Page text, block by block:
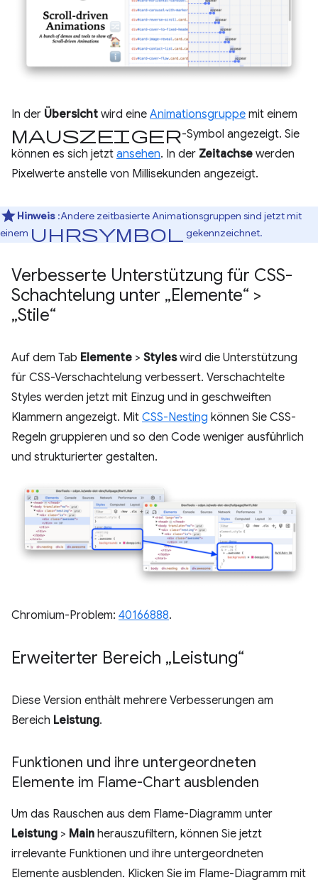
In der Übersicht wird eine Animationsgruppe mit einem
Mauszeiger-Symbol angezeigt. Sie
können es sich jetzt ansehen. In der Zeitachse werden
Pixelwerte anstelle von Millisekunden angezeigt.
Hinweis :Andere zeitbasierte Animationsgruppen sind jetzt mit
einem Uhrsymbol gekennzeichnet.
Verbesserte Unterstützung für CSS-
Schachtelung unter „Elemente“ >
„Stile“
Auf dem Tab Elemente > Styleswird die Unterstützung
für CSS-Verschachtelung verbessert. Verschachtelte
Styles werden jetzt mit Einzug und in geschweiften
Klammern angezeigt. Mit CSS-Nesting können Sie CSS-
Regeln gruppieren und so den Code weniger ausführlich
und strukturierter gestalten.
Chromium-Problem: 40166888.
Erweiterter Bereich „Leistung“
Diese Version enthält mehrere Verbesserungen am
Bereich Leistung.
Funktionen und ihre untergeordneten
Elemente im Flame-Chart ausblenden
Um das Rauschen aus dem Flame-Diagramm unter
Leistung > Main herauszufiltern, können Sie jetzt
irrelevante Funktionen und ihre untergeordneten
Elemente ausblenden. Klicken Sie im Flame-Diagramm mit